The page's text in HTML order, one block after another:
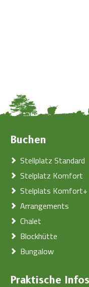
Buchen
Stellplatz Standard
Stelplatz Komfort
Stelplats Komfort+
Arrangements
Chalet
Blockhütte
Bungalow
Praktische Infos